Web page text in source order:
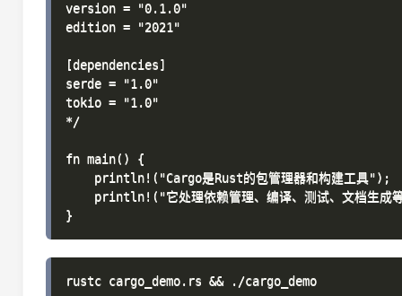
version = "0.1.0"
edition = "2021"
[dependencies]
serde = "1.0"
tokio = "1.0"
*/
fn main() {
    println!("Cargo是Rust的包管理器和构建工具");
println!("它处理依赖管理、编译、测试、文档生成